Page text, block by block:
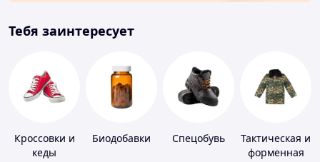
Тебя заинтересует
Кроссовки и
кеды
Биодобавки Спецобувь
Тактическая и
форменная